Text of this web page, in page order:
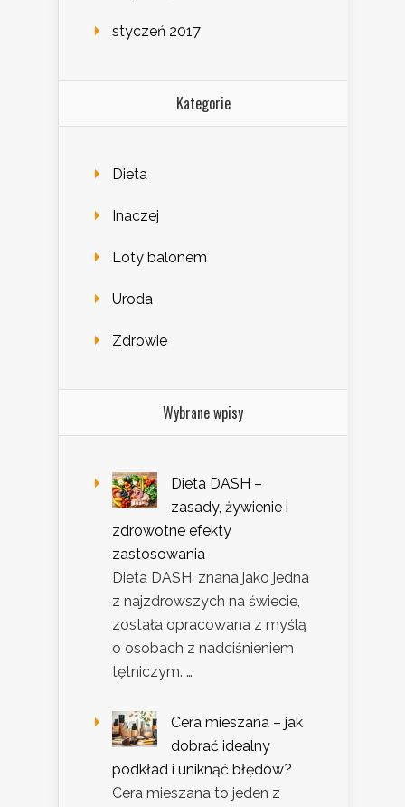
styczeń 2017
Kategorie
Dieta
Inaczej
Loty balonem
Uroda
Zdrowie
Wybrane wpisy
Dieta DASH –
zasady, żywienie i
zdrowotne efekty
zastosowania
Dieta DASH, znana jako jedna
z najzdrowszych na świecie,
została opracowana z myślą
o osobach z nadciśnieniem
tętniczym. …
Cera mieszana – jak
dobrać idealny
podkład i uniknąć błędów?
Cera mieszana to jeden z